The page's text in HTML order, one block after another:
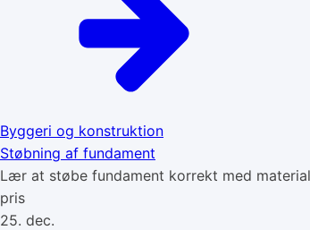
Byggeri og konstruktion
Støbning af fundament
Lær at støbe fundament korrekt med
pris
25. dec.